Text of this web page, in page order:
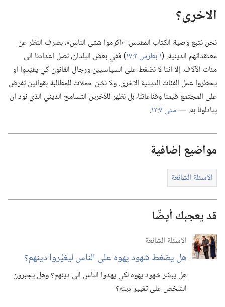
الاخرى؟‏
نحن نتبع وصية الكتاب المقدس:‏ «اكرموا شتى الناس»،‏ بصرف النظر عن
معتقداتهم الدينية.‏ (‏١ بطرس ٢:‏١٧
)‏ ففي بعض البلدان،‏ تصل اعدادنا الى
مئات الآلاف.‏ إلا اننا لا نضغط على السياسيين ورجال القانون كي يقيّدوا او
يحظروا عمل الفئات الدينية الاخرى.‏ ولا نشن حملات للمطالبة بقوانين تفرض
على المجتمع قيمنا وقناعاتنا،‏ بل نظهر للآخرين التسامح الديني الذي نود ان
يبادلونا به.‏ —‏متى ٧:‏١٢ .‏
مواضيع إضافية
الاسئلة الشائعة
قد يعجبك أيضًا
الاسئلة الشائعة
هل يضغط شهود يهوه على الناس ليغيِّروا دينهم؟‏
هل يبشّر شهود يهوه لكي يهدوا الناس الى دينهم؟‏ وهل يجبرون
الشخص على تغيير دينه؟‏